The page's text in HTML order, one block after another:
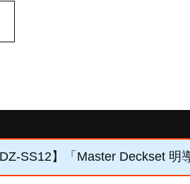
DZ-SS12】「Master Deckset 明